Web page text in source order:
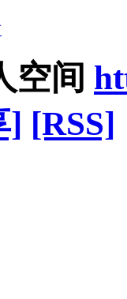
空间
] [RSS]